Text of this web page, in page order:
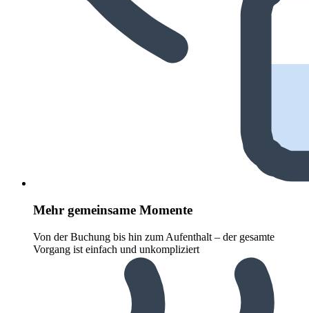
Mehr gemeinsame Momente
Von der Buchung bis hin zum Aufenthalt – der gesamte
Vorgang ist einfach und unkompliziert